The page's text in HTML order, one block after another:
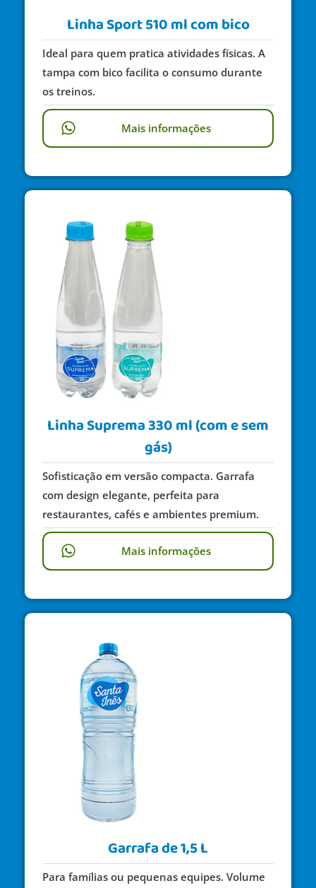
Linha Sport 510 ml com bico
Ideal para quem pratica atividades físicas. A
tampa com bico facilita o consumo durante
os treinos.
Mais informações
Linha Suprema 330 ml (com e sem
gás)
Sofisticação em versão compacta. Garrafa
com design elegante, perfeita para
restaurantes, cafés e ambientes premium.
Mais informações
Garrafa de 1,5 L
Para famílias ou pequenas equipes. Volume